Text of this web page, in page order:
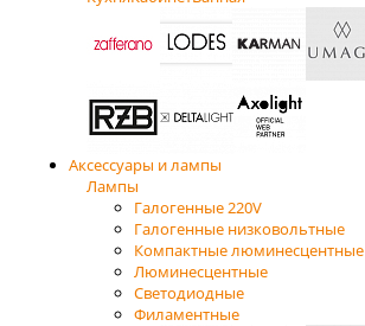
Аксессуары и лампы
Лампы
Галогенные 220V
Галогенные низковольтные
Компактные люминесцентные
Люминесцентные
Светодиодные
Филаментные